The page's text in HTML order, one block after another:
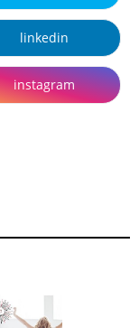
linkedin
instagram